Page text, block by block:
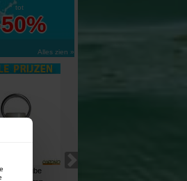
tot
Alles zien »
Atrotube